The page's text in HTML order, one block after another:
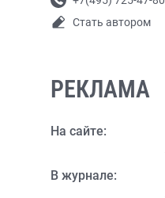
Стать автором
РЕКЛАМА
На сайте:
В журнале: